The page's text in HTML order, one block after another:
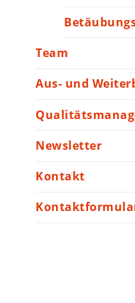
Team
Aus- und
Newsletter
Kontakt